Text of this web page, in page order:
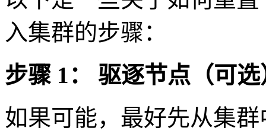
入集群的步骤：
步骤 1： 驱逐节点（可选
如果可能，最好先从集